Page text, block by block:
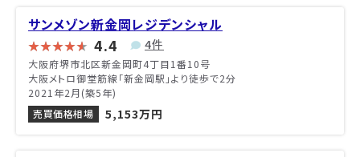
サンメゾン新金岡レジデンシャル
4.4 4件
大阪府堺市北区新金岡町4丁目1番10号
大阪メトロ御堂筋線「新金岡駅」より徒歩で2分
2021年2月(築5年)
売買価格相場
5,153万円